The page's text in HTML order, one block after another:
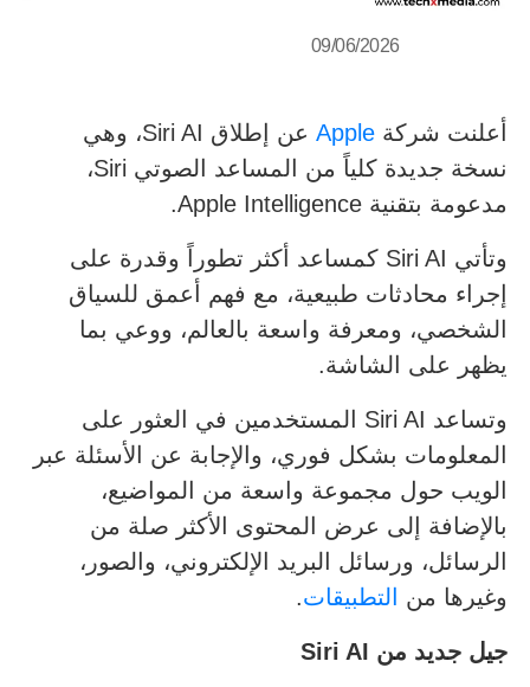
09/06/2026
أعلنت شركةApple
عن إطلاق Siri AI، وهي
نسخة جديدة كلياً من المساعد الصوتي Siri،
مدعومة بتقنية Apple Intelligence.
وتأتي Siri AI كمساعد أكثر تطوراً وقدرة على
إجراء محادثات طبيعية، مع فهم أعمق للسياق
الشخصي، ومعرفة واسعة بالعالم، ووعي بما
يظهر على الشاشة.
وتساعد Siri AI المستخدمين في العثور على
المعلومات بشكل فوري، والإجابة عن الأسئلة عبر
الويب حول مجموعة واسعة من المواضيع،
بالإضافة إلى عرض المحتوى الأكثر صلة من
الرسائل، ورسائل البريد الإلكتروني، والصور،
وغيرها من
التطبيقات.
جيل جديد من